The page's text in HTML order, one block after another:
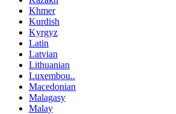
Khmer
Kurdish
Kyrgyz
Latin
Latvian
Lithuanian
Luxembou..
Macedonian
Malagasy
Malay